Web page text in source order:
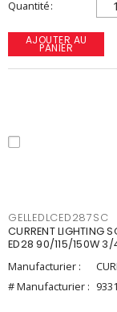
Quantité
AJOUTER AU
PANIER
GELLEDLCED287SC
CURRENT LIGHTING
ED28 90/115/150W
Manufacturier :
# Manufacturier :